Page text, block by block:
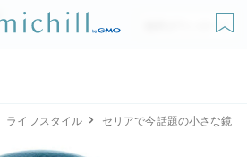
無料ダウンロード
ライフスタイル セリアで今話題の小さな鏡